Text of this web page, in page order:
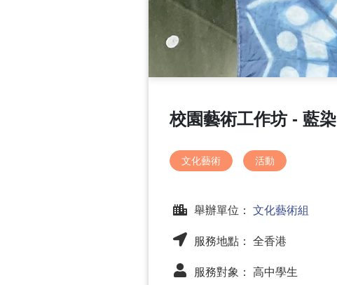
校園藝術工作坊 - 藍染
文化藝術 活動
舉辦單位： 文化藝術組
服務地點： 全香港
服務對象： 高中學生